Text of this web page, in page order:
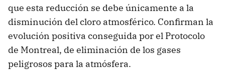
que esta reducción se debe únicamente a la
disminución del cloro atmosférico. Confirman la
evolución positiva conseguida por el Protocolo
de Montreal, de eliminación de los gases
peligrosos para la atmósfera.